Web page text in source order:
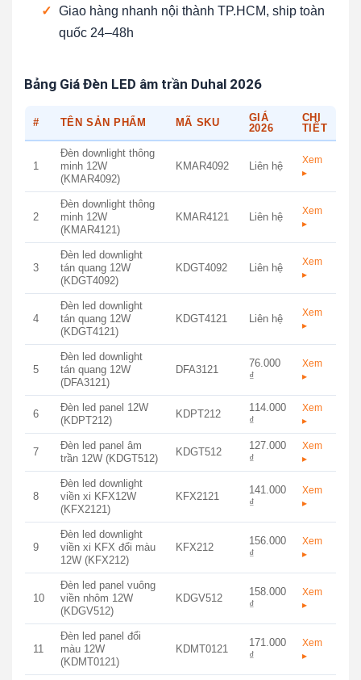
✓ Giao hàng nhanh nội thành TP.HCM, ship toàn
quốc 24–48h
Bảng Giá Đèn LED âm trần Duhal 2026
# TÊN SẢN PHẨM MÃ SKU
GIÁ
2026
CHI
TIẾT
1
Đèn downlight thông
minh 12W
(KMAR4092)
KMAR4092 Liên hệ
Xem
▸
2
Đèn downlight thông
minh 12W
(KMAR4121)
KMAR4121 Liên hệ
Xem
▸
3
Đèn led downlight
tán quang 12W
(KDGT4092)
KDGT4092 Liên hệ
Xem
▸
4
Đèn led downlight
tán quang 12W
(KDGT4121)
KDGT4121 Liên hệ
Xem
▸
5
Đèn led downlight
tán quang 12W
(DFA3121)
DFA3121
76.000
₫
Xem
▸
6
Đèn led panel 12W
(KDPT212)
KDPT212
114.000
₫
Xem
▸
7
Đèn led panel âm
trần 12W (KDGT512)
KDGT512
127.000
₫
Xem
▸
8
Đèn led downlight
viền xi KFX12W
(KFX2121)
KFX2121
141.000
₫
Xem
▸
9
Đèn led downlight
viền xi KFX đổi màu
12W (KFX212)
KFX212
156.000
₫
Xem
▸
10
Đèn led panel vuông
viền nhôm 12W
(KDGV512)
KDGV512
158.000
₫
Xem
▸
11
Đèn led panel đổi
màu 12W
(KDMT0121)
KDMT0121
171.000
₫
Xem
▸